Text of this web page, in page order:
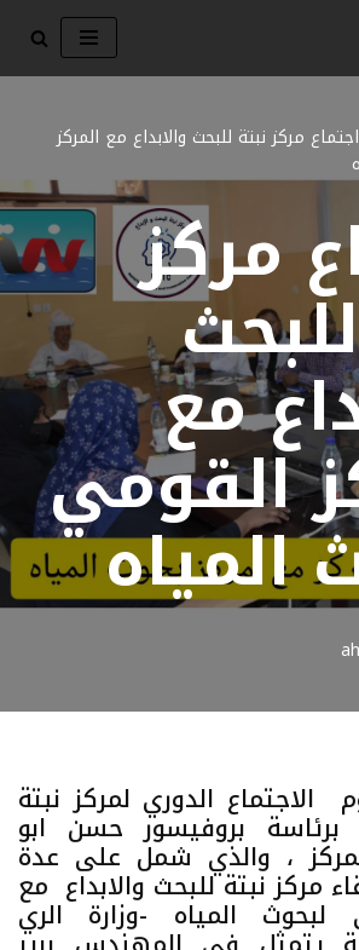
اجتماع مركز نبتة للبحث والابداع مع المركز
مركز
مع
القومي
المياه
الاجتماع الدوري لمركز نبتة
برئاسة بروفيسور حسن ابو
، والذي شمل على عدة
مركز نبتة للبحث والابداع مع
لبحوث المياه -وزارة الري